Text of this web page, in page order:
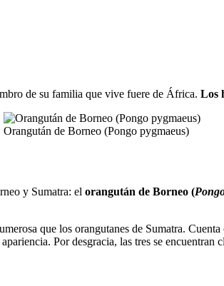
de su familia que vive fuere de África. Los
Orangután de Borneo (Pongo pygmaeus)
y Sumatra: el orangután de Borneo (
que los orangutanes de Sumatra.
Por desgracia, las tres se encuentran